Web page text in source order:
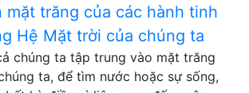
mặt trăng của các hành tinh
Hệ Mặt trời của chúng ta
chúng ta tập trung vào mặt trăng
ta, để tìm nước hoặc sự sống,